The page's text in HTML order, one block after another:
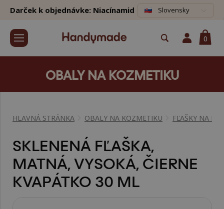
Darček k objednávke: Niacínamid Slovensky
0
OBALY NA KOZMETIKU
HLAVNÁ STRÁNKA OBALY NA KOZMETIKU FĽAŠKY NA
SKLENENÁ FĽAŠKA,
MATNÁ, VYSOKÁ, ČIERNE
KVAPÁTKO 30 ML